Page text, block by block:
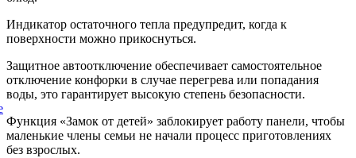
Индикатор остаточного тепла предупредит, когда к
поверхности можно прикоснуться.
Защитное автоотключение обеспечивает самостоятельное
отключение конфорки в случае перегрева или попадания
воды, это гарантирует высокую степень безопасности.
Функция «Замок от детей» заблокирует работу панели, чтобы
маленькие члены семьи не начали процесс приготовлениях
без взрослых.